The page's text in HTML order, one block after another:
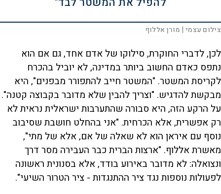
צילום עצמי | מורן אללוף
לכן, לדברי החוקרת, סילוקו של אדם אחד, גם אם הוא
נתפס כאדם החשוב ביותר במדינה, לא יוביל בהכרח
לקריסת המשטר. "המשטר חייב להתפורר מבפנים", היא
מבקשת להדגיש. "וצריך להבין שלא מדובר בקבוצה קטנה".
על הרקע הזה, היא סבורה שהתערבות ישראלית נראית לא
רק אפשרית, אלא הכרחית. "אני בהחלט חושבת שסיבוב
נוסף עם איראן הוא לא שאלה של אם, אלא של מתי",
מאשרת אללוף. "ארצות הברית כבר העבירה מסר דרך
ונצואלה: לא מדובר באירוע בודד, אלא בסנונית ראשונה
לפעולות נוספות נגד ציר ההתנגדות - ציר הטרור השיעי".